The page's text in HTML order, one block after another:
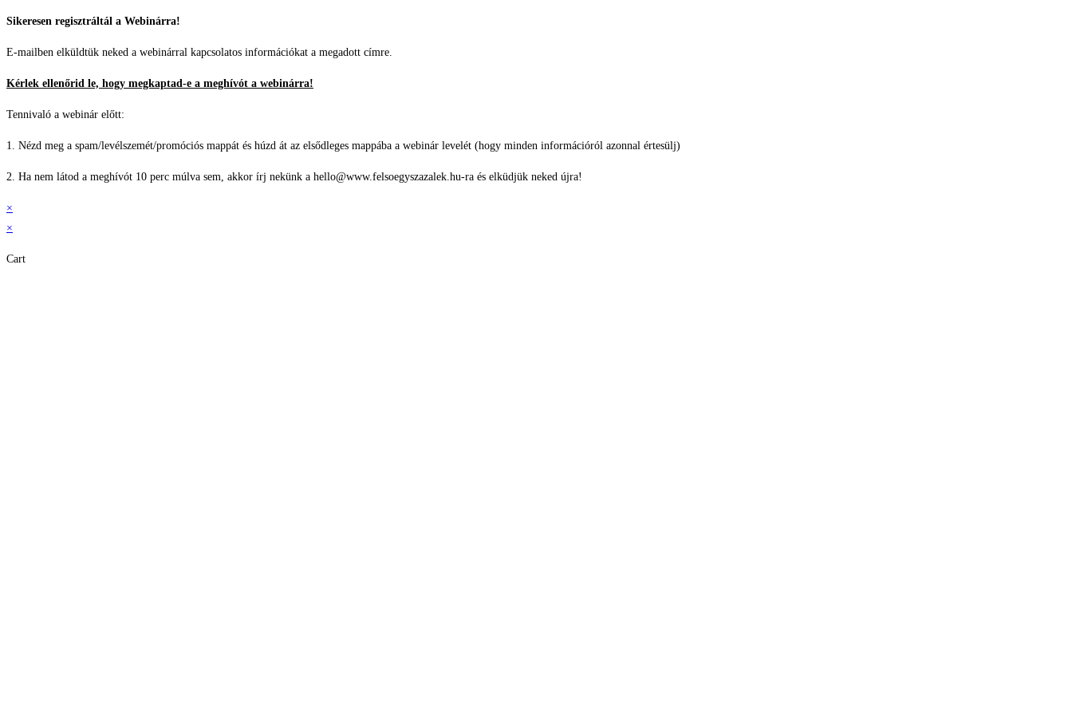
Skip
Sikeresen regisztráltál a Webinárra!
E-mailben elküldtük neked a webinárral kapcsolatos információkat a megadott címre.
Kérlek ellenőrid le, hogy megkaptad-e a meghívót a webinárra!
Tennivaló a webinár előtt:
1. Nézd meg a spam/levélszemét/promóciós mappát és húzd át az elsődleges mappába a webinár levelét (hogy minden információról azonnal értesülj)
2. Ha nem látod a meghívót 10 perc múlva sem, akkor írj nekünk a hello@www.felsoegyszazalek.hu-ra és elküdjük neked újra!
×
×
Cart